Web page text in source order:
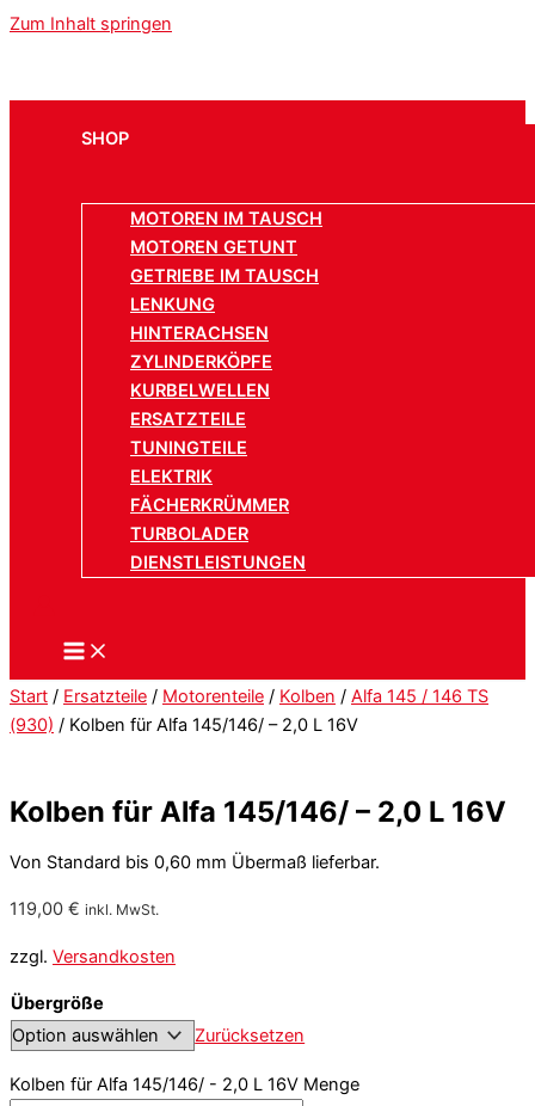
Zum Inhalt springen
SHOP
MOTOREN IM TAUSCH
MOTOREN GETUNT
GETRIEBE IM TAUSCH
LENKUNG
HINTERACHSEN
ZYLINDERKÖPFE
KURBELWELLEN
ERSATZTEILE
TUNINGTEILE
ELEKTRIK
FÄCHERKRÜMMER
TURBOLADER
DIENSTLEISTUNGEN
Start / Ersatzteile / Motorenteile / Kolben / Alfa 145 / 146 TS
(930) / Kolben für Alfa 145/146/ – 2,0 L 16V
Kolben für Alfa 145/146/ – 2,0 L 16V
Von Standard bis 0,60 mm Übermaß lieferbar.
119,00 € inkl. MwSt.
zzgl. Versandkosten
Übergröße
Zurücksetzen
Kolben für Alfa 145/146/ - 2,0 L 16V Menge